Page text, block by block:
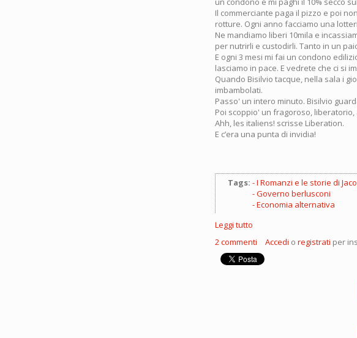
Il commerciante paga il pizzo e poi
rotture. Ogni anno facciamo una
Ne mandiamo liberi 10mila e
per nutrirli e custodirli. Tanto in un
E ogni 3 mesi mi fai un condono
lasciamo in pace. E vedrete che ci si
Quando Bisilvio tacque, nella sala i
imbambolati.
Passo' un intero minuto. Bisilvio
Poi scoppio' un fragoroso, liberatorio,
Ahh, les italiens! scrisse Liberation.
E c’era una punta di invidia!
Tags:
I Romanzi e le storie di
Governo berlusconi
Economia alternativa
Leggi tutto
salvera'
la
criminalita'
2 commenti Accedi o registrati per